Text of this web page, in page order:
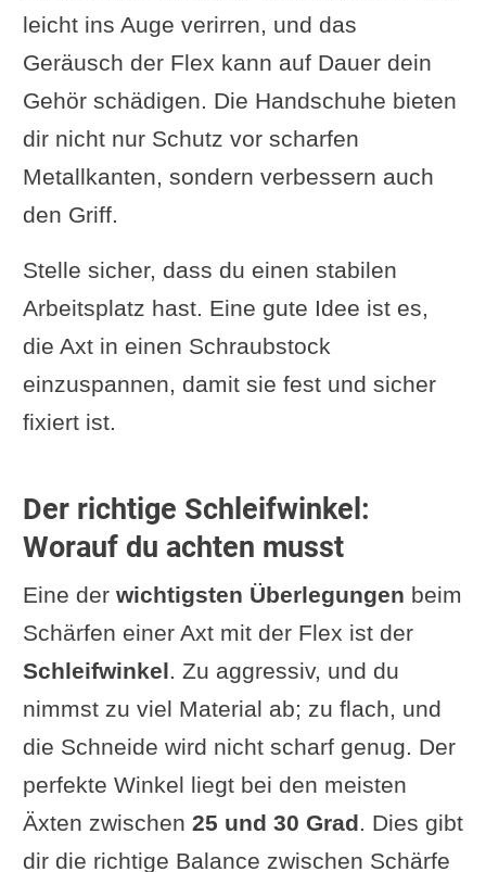
leicht ins Auge verirren, und das
Geräusch der Flex kann auf Dauer dein
Gehör schädigen. Die Handschuhe bieten
dir nicht nur Schutz vor scharfen
Metallkanten, sondern verbessern auch
den Griff.
Stelle sicher, dass du einen stabilen
Arbeitsplatz hast. Eine gute Idee ist es,
die Axt in einen Schraubstock
einzuspannen, damit sie fest und sicher
fixiert ist.
Der richtige Schleifwinkel:
Worauf du achten musst
Eine der wichtigsten Überlegungen beim
Schärfen einer Axt mit der Flex ist der
Schleifwinkel. Zu aggressiv, und du
nimmst zu viel Material ab; zu flach, und
die Schneide wird nicht scharf genug. Der
perfekte Winkel liegt bei den meisten
Äxten zwischen 25 und 30 Grad. Dies gibt
dir die richtige Balance zwischen Schärfe